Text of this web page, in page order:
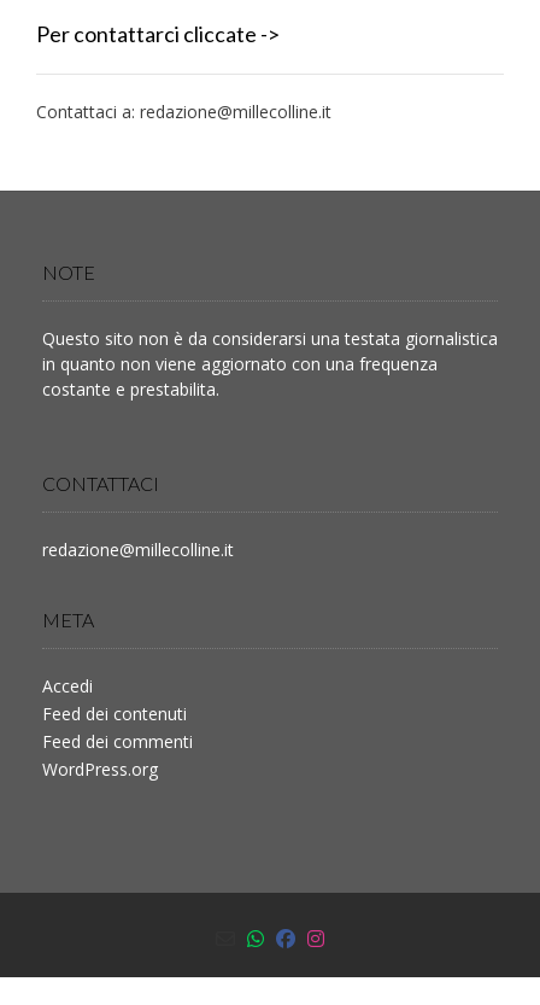
Per contattarci cliccate ->
Contattaci a: redazione@millecolline.it
NOTE
Questo sito non è da considerarsi una testata giornalistica
in quanto non viene aggiornato con una frequenza
costante e prestabilita.
CONTATTACI
redazione@millecolline.it
META
Accedi
Feed dei contenuti
Feed dei commenti
WordPress.org